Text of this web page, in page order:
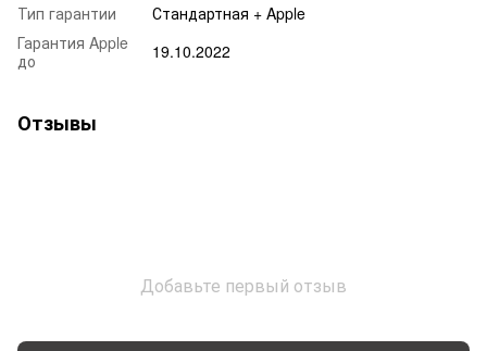
Тип гарантии
Стандартная + Apple
Гарантия Apple
до
19.10.2022
Отзывы
Добавьте первый отзыв